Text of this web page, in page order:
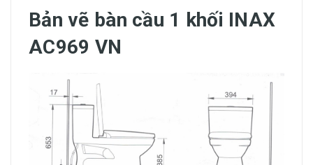
Bản vẽ bàn cầu 1 khối INAX
AC969 VN